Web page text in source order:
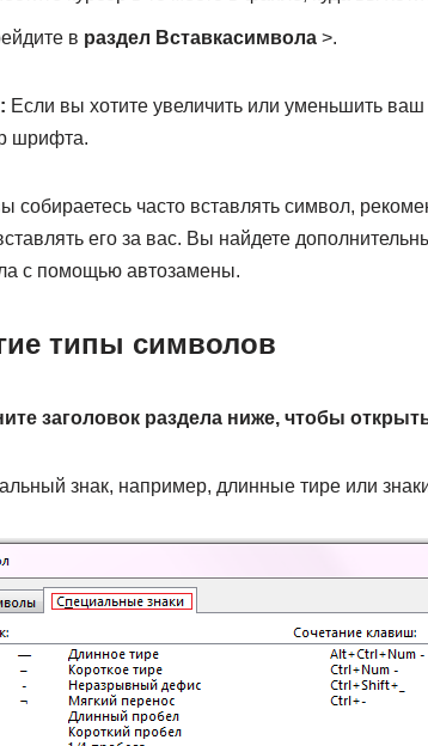
в раздел Вставкасимвола>.
Если вы хотите увеличить или уменьшить
шрифта.
собираетесь часто вставлять символ,
его за вас. Вы найдете
с помощью автозамены.
типы символов
заголовок раздела ниже, чтобы
знак, например, длинные тире или